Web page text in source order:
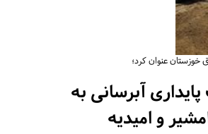
عنوان کرد؛
آبرسانی به
و امیدیه